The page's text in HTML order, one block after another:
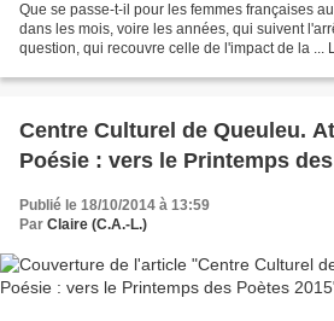
Que se passe-t-il pour les femmes françaises
dans les mois, voire les années, qui suivent
question, qui recouvre celle de l'impact de la ...
Centre Culturel de Queuleu.
Poésie : vers le Printemps
Publié le 18/10/2014 à 13:59
Par Claire (C.A.-L.)